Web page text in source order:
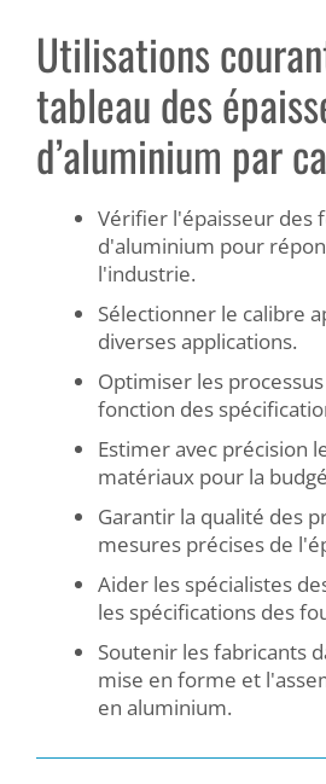
Utilisations
tableau des
d’aluminium par
Vérifier l'épaisseur des
d'aluminium pour
l'industrie.
Sélectionner le calibre
diverses applications.
Optimiser les
fonction des
Estimer avec précision
matériaux pour la
Garantir la qualité des
mesures précises de
Aider les spécialistes
les spécifications des
Soutenir les fabricants
mise en forme et
en aluminium.